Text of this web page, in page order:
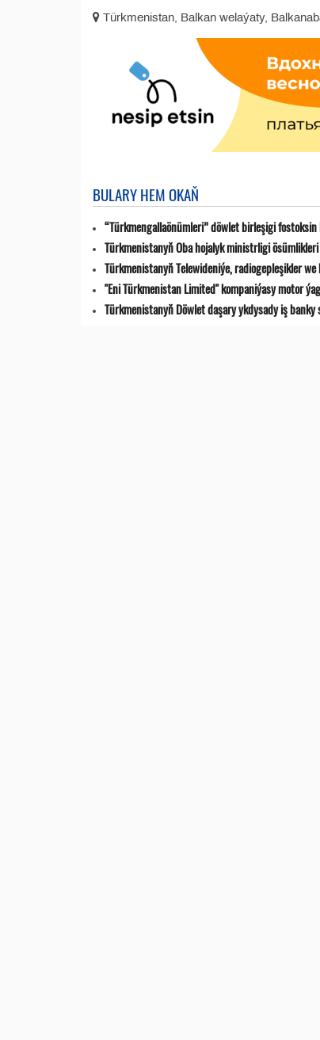
Türkmenistan, Balkan welaýaty,
BULARY HEM OKAŇ
“Türkmengallaönümleri” döwlet birleşigi
Türkmenistanyň Oba hojalyk ministrligi
Türkmenistanyň Telewideniýe, radio­gepleşikler
"Eni Türkmenistan Limited" kompaniýasy motor
Türkmenistanyň Döwlet daşary ykdysady iş